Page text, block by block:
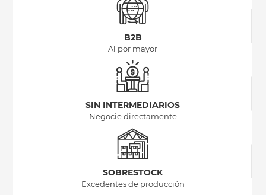
B2B
Al por mayor
SIN INTERMEDIARIOS
Negocie directamente
SOBRESTOCK
Excedentes de producción